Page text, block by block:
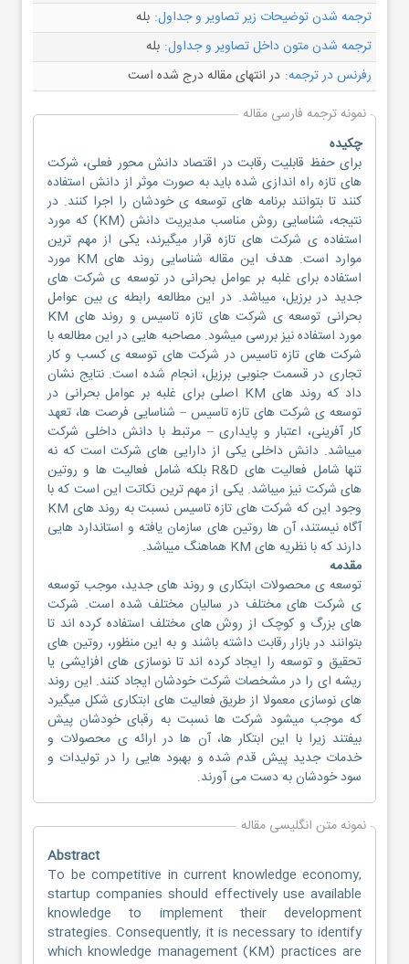
ترجمه شدن توضیحات زیر تصاویر و جداول: بله
ترجمه شدن متون داخل تصاویر و جداول: بله
رفرنس در ترجمه: در انتهای مقاله درج شده است
نمونه ترجمه فارسی مقاله
چکیده
برای حفظ قابلیت رقابت در اقتصاد دانش محور فعلی، شرکت
های تازه راه اندازی شده باید به صورت موثر از دانش استفاده
کنند تا بتوانند برنامه های توسعه ی خودشان را اجرا کنند. در
نتیجه، شناسایی روش مناسب مدیریت دانش (KM) که مورد
استفاده ی شرکت های تازه قرار میگیرند، یکی از مهم ترین
موارد است. هدف این مقاله شناسایی روند های KM مورد
استفاده برای غلبه بر عوامل بحرانی در توسعه ی شرکت های
جدید در برزیل، میباشد. در این مطالعه رابطه ی بین عوامل
بحرانی توسعه ی شرکت های تازه تاسیس و روند های KM
مورد استفاده نیز بررسی میشود. مصاحبه هایی در این مطالعه با
شرکت های تازه تاسیس در شرکت های توسعه ی کسب و کار
تجاری در قسمت جنوبی برزیل، انجام شده است. نتایج نشان
داد که روند های KM اصلی برای غلبه بر عوامل بحرانی در
توسعه ی شرکت های تازه تاسیس – شناسایی فرصت ها، تعهد
کار آفرینی، اعتبار و پایداری – مرتبط با دانش داخلی شرکت
میباشد. دانش داخلی یکی از دارایی های شرکت است که نه
تنها شامل فعالیت های R&D بلکه شامل فعالیت ها و روتین
های شرکت نیز میباشد. یکی از مهم ترین نکاتت این است که با
وجود این که شرکت های تازه تاسیس نسبت به روند های KM
آگاه نیستند، آن ها روتین های سازمان یافته و استاندارد هایی
دارند که با نظریه های KM هماهنگ میباشد.
مقدمه
توسعه ی محصولات ابتکاری و روند های جدید، موجب توسعه
ی شرکت های مختلف در سالیان مختلف شده است. شرکت
های بزرگ و کوچک از روش های مختلف استفاده کرده اند تا
بتوانند در بازار رقابت داشته باشند و به این منظور، روتین های
تحقیق و توسعه را ایجاد کرده اند تا نوسازی های افزایشی یا
ریشه ای را در مشخصات شرکت خودشان ایجاد کنند. این روند
های نوسازی معمولا از طریق فعالیت های ابتکاری شکل میگیرد
که موجب میشود شرکت ها نسبت به رقبای خودشان پیش
بیفتند زیرا با این ابتکار ها، آن ها در ارائه ی محصولات و
خدمات جدید پیش قدم شده و بهبود هایی را در تولیدات و
سود خودشان به دست می آورند.
نمونه متن انگلیسی مقاله
Abstract
To be competitive in current knowledge economy,
startup companies should effectively use available
knowledge to implement their development
strategies. Consequently, it is necessary to identify
which knowledge management (KM) practices are